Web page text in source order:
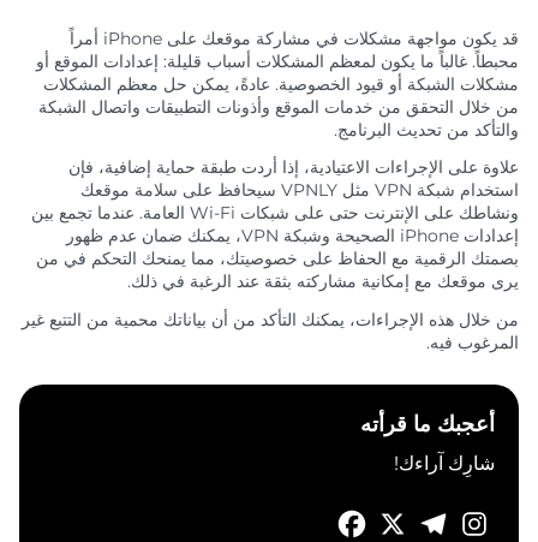
قد يكون مواجهة مشكلات في مشاركة موقعك على iPhone أمراً
محبطاً. غالباً ما يكون لمعظم المشكلات أسباب قليلة: إعدادات الموقع أو
مشكلات الشبكة أو قيود الخصوصية. عادةً، يمكن حل معظم المشكلات
من خلال التحقق من خدمات الموقع وأذونات التطبيقات واتصال الشبكة
والتأكد من تحديث البرنامج.
علاوة على الإجراءات الاعتيادية، إذا أردت طبقة حماية إضافية، فإن
استخدام شبكة VPN مثل VPNLY سيحافظ على سلامة موقعك
ونشاطك على الإنترنت حتى على شبكات Wi-Fi العامة. عندما تجمع بين
إعدادات iPhone الصحيحة وشبكة VPN، يمكنك ضمان عدم ظهور
بصمتك الرقمية مع الحفاظ على خصوصيتك، مما يمنحك التحكم في من
يرى موقعك مع إمكانية مشاركته بثقة عند الرغبة في ذلك.
من خلال هذه الإجراءات، يمكنك التأكد من أن بياناتك محمية من التتبع غير
المرغوب فيه.
أعجبك ما قرأته
شارِك آراءك!